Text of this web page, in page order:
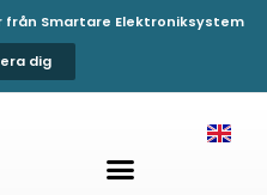
Smartare Elektroniksystem
dig